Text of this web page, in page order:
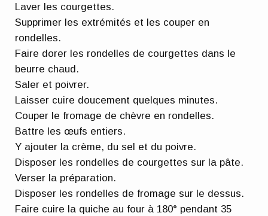
Laver les courgettes.
Supprimer les extrémités et les couper en
rondelles.
Faire dorer les rondelles de courgettes dans le
beurre chaud.
Saler et poivrer.
Laisser cuire doucement quelques minutes.
Couper le fromage de chèvre en rondelles.
Battre les œufs entiers.
Y ajouter la crème, du sel et du poivre.
Disposer les rondelles de courgettes sur la pâte.
Verser la préparation.
Disposer les rondelles de fromage sur le dessus.
Faire cuire la quiche au four à 180° pendant 35